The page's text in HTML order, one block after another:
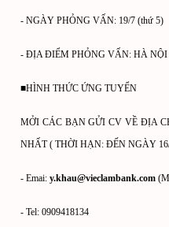
- NGÀY PHỎNG VẤN: 19/7 (thứ 5)
- ĐỊA ĐIỂM PHỎNG VẤN: HÀ NỘI
■HÌNH THỨC ỨNG TUYỂN
MỞI CÁC BẠN GỬI CV VỀ ĐỊA
NHẤT ( THỜI HẠN: ĐẾN NGÀY
- Emai: y.khau@vieclambank.com
- Tel: 0909418134